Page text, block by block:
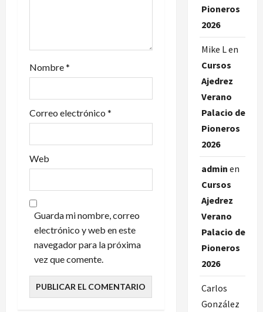
r
d
s
Nombre*
Correo electrónico *
Web
Guarda mi nombre, correo
electrónico y web en este
navegador para la próxima
vez que comente.
Pioneros
2026
Mike Len
Cursos
Ajedrez
Verano
Palacio de
Pioneros
2026
admin en
Cursos
Ajedrez
Verano
Palacio de
Pioneros
2026
Carlos
González